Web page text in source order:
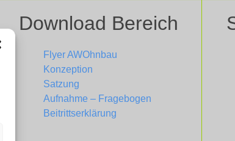
Download Bereich
Flyer AWOhnbau
Konzeption
Satzung
Aufnahme – Fragebogen
Beitrittserklärung